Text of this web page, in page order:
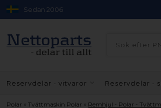
Sedan 2006
Reservdelar - vitvaror Reservdelar -
Polar »Tvättmaskin Polar » Remhjul - Polar -